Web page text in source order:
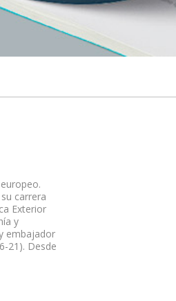
carrera
Exterior
y
embajador
21). Desde